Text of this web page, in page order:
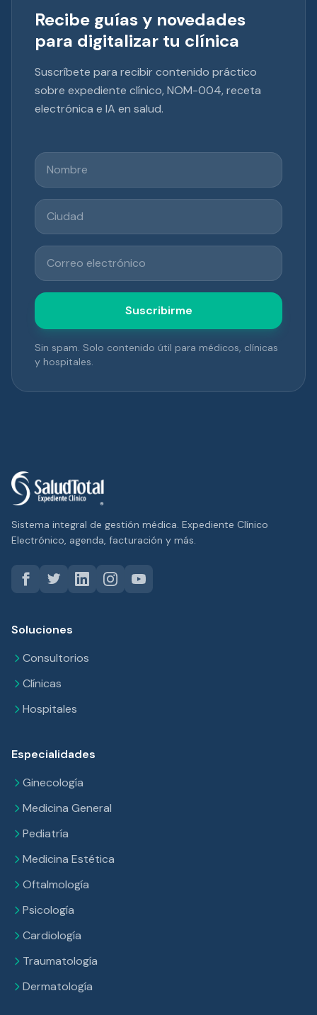
Recibe guías y novedades
para digitalizar tu clínica
Suscríbete para recibir contenido práctico
sobre expediente clínico, NOM-004, receta
electrónica e IA en salud.
Nombre
Ciudad
Correo electrónico
Suscribirme
Sin spam. Solo contenido útil para médicos, clínicas
y hospitales.
Sistema integral de gestión médica. Expediente Clínico
Electrónico, agenda, facturación y más.
Soluciones
Consultorios
Clínicas
Hospitales
Especialidades
Ginecología
Medicina General
Pediatría
Medicina Estética
Oftalmología
Psicología
Cardiología
Traumatología
Dermatología